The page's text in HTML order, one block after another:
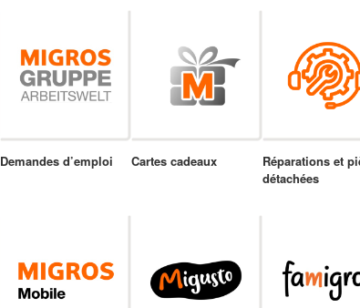
Demandes d’emploi Cartes cadeaux
Réparations et
détachées